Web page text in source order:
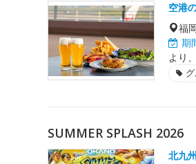
空港
福
期
より
SUMMER SPLASH 2026
北九